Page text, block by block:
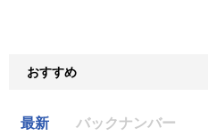
おすすめ
最新 バックナンバー